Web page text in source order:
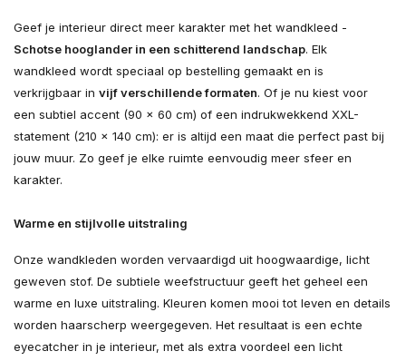
Geef je interieur direct meer karakter met het wandkleed -
Schotse hooglander in een schitterend landschap. Elk
wandkleed wordt speciaal op bestelling gemaakt en is
verkrijgbaar in vijf verschillende formaten. Of je nu kiest voor
een subtiel accent (90 × 60 cm) of een indrukwekkend XXL-
statement (210 × 140 cm): er is altijd een maat die perfect past bij
jouw muur. Zo geef je elke ruimte eenvoudig meer sfeer en
karakter.
Warme en stijlvolle uitstraling
Onze wandkleden worden vervaardigd uit hoogwaardige, licht
geweven stof. De subtiele weefstructuur geeft het geheel een
warme en luxe uitstraling. Kleuren komen mooi tot leven en details
worden haarscherp weergegeven. Het resultaat is een echte
eyecatcher in je interieur, met als extra voordeel een licht